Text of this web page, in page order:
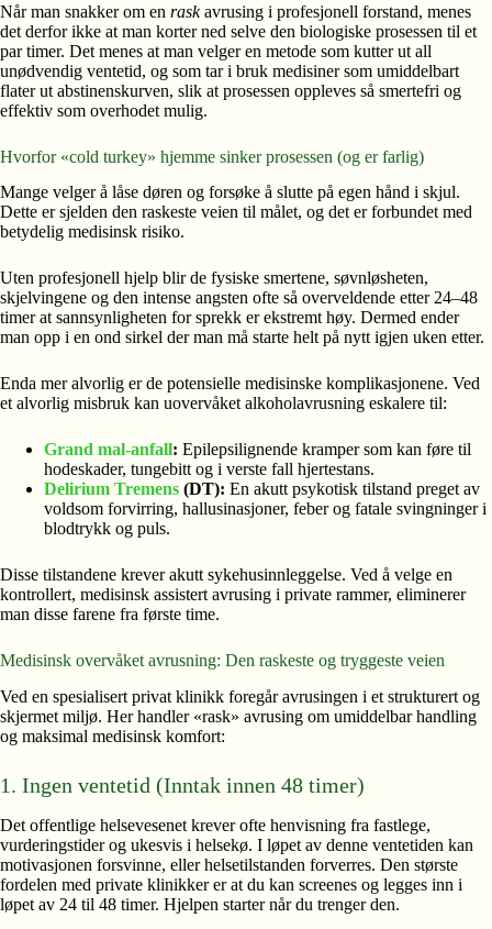
Når man snakker om en raskavrusing i profesjonell forstand, menes
det derfor ikke at man korter ned selve den biologiske prosessen til et
par timer. Det menes at man velger en metode som kutter ut all
unødvendig ventetid, og som tar i bruk medisiner som umiddelbart
flater ut abstinenskurven, slik at prosessen oppleves så smertefri og
effektiv som overhodet mulig.
Hvorfor «cold turkey» hjemme sinker prosessen (og er farlig)
Mange velger å låse døren og forsøke å slutte på egen hånd i skjul.
Dette er sjelden den raskeste veien til målet, og det er forbundet med
betydelig medisinsk risiko.
Uten profesjonell hjelp blir de fysiske smertene, søvnløsheten,
skjelvingene og den intense angsten ofte så overveldende etter 24–48
timer at sannsynligheten for sprekk er ekstremt høy. Dermed ender
man opp i en ond sirkel der man må starte helt på nytt igjen uken etter.
Enda mer alvorlig er de potensielle medisinske komplikasjonene. Ved
et alvorlig misbruk kan uovervåket alkoholavrusning eskalere til:
Grand mal-anfall: Epilepsilignende kramper som kan føre til
hodeskader, tungebitt og i verste fall hjertestans.
Delirium Tremens (DT): En akutt psykotisk tilstand preget av
voldsom forvirring, hallusinasjoner, feber og fatale svingninger i
blodtrykk og puls.
Disse tilstandene krever akutt sykehusinnleggelse. Ved å velge en
kontrollert, medisinsk assistert avrusing i private rammer, eliminerer
man disse farene fra første time.
Medisinsk overvåket avrusning: Den raskeste og tryggeste veien
Ved en spesialisert privat klinikk foregår avrusingen i et strukturert og
skjermet miljø. Her handler «rask» avrusing om umiddelbar handling
og maksimal medisinsk komfort:
1. Ingen ventetid (Inntak innen 48 timer)
Det offentlige helsevesenet krever ofte henvisning fra fastlege,
vurderingstider og ukesvis i helsekø. I løpet av denne ventetiden kan
motivasjonen forsvinne, eller helsetilstanden forverres. Den største
fordelen med private klinikker er at du kan screenes og legges inn i
løpet av 24 til 48 timer. Hjelpen starter når du trenger den.